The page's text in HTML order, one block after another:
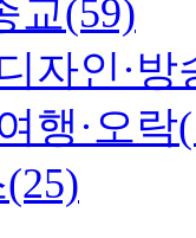
교(59)
자인·방
행·오락
(25)